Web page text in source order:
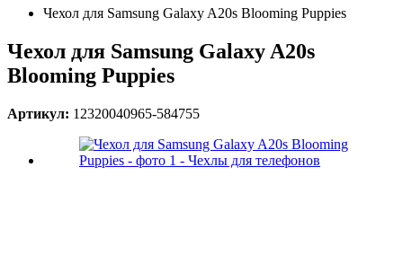
Чехол для Samsung Galaxy A20s Blooming Puppies
Чехол для Samsung Galaxy A20s
Blooming Puppies
Артикул: 12320040965-584755